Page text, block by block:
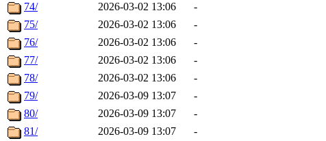
74/
2026-03-02 13:06
-
75/
2026-03-02 13:06
-
76/
2026-03-02 13:06
-
77/
2026-03-02 13:06
-
78/
2026-03-02 13:06
-
79/
2026-03-09 13:07
-
80/
2026-03-09 13:07
-
81/
2026-03-09 13:07
-